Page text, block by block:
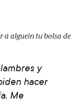
a alguein tu bolsa de
y
hacer
Me